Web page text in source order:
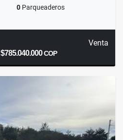
0 Parqueaderos
Venta
$785.040.000COP